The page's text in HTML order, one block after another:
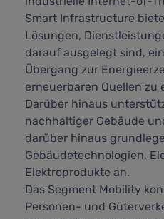
Smart Infrastructure
Lösungen,
darauf ausgelegt sind,
Übergang zur
erneuerbaren Quellen zu
Darüber hinaus
nachhaltiger Gebäude
darüber hinaus
Gebäudetechnologien,
Elektroprodukte an.
Das Segment Mobility
Personen- und